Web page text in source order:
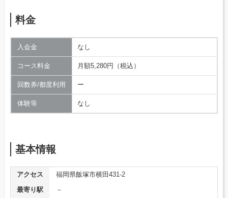
料金
入会金 なし
コース料金 月額5,280円（税込）
回数券/都度利用 ー
体験等 なし
基本情報
アクセス
福岡県飯塚市横田431-2
最寄り駅
－